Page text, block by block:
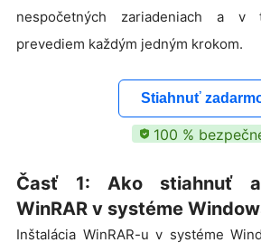
nespočetných zariadeniach a v
prevediem každým jedným krokom.
Stiahnuť
100 %
Časť 1: Ako stiahnuť a
WinRAR v systéme
Inštalácia WinRAR-u v systéme